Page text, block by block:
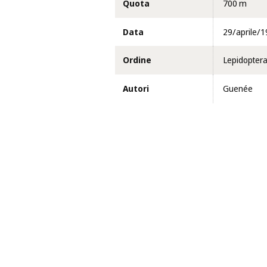
Quota 700 m
Data 29/aprile/
Ordine Lepidoptera
Autori Guenée